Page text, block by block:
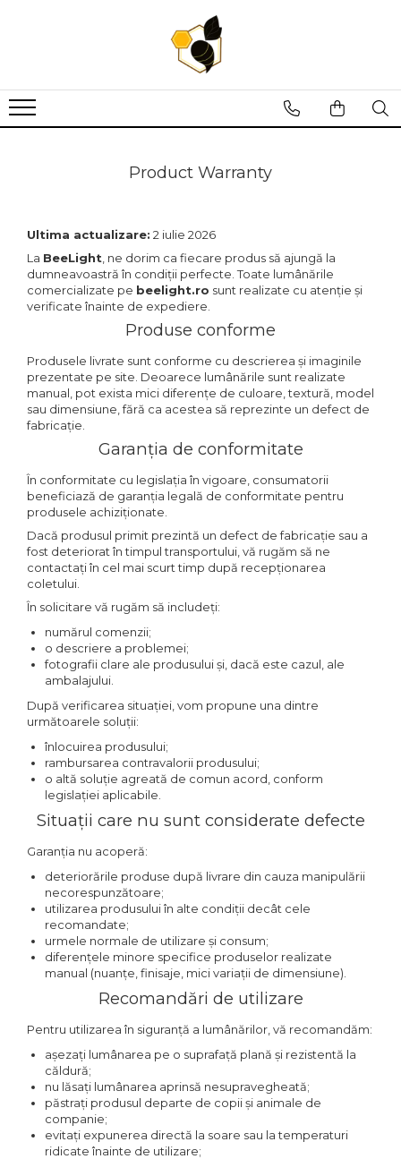
Lumanari din fagure 40x6
Lumanari din fagure 40x5.5
Lumanari din fagure 35x6
Lumanari din fagure 35x4.5
Lumanari din fagure 30x6
Lumanari din fagure 30x5.5
Lumanari din fagure 30x4.5
Lumanari drepte
Lumanari canelate
Lumanari din fagure 10x4.5
Lumanari din fagure 13x4.5
Product Warranty
Ultima actualizare: 2 iulie 2026
La BeeLight , ne dorim ca fiecare produs să ajungă la
dumneavoastră în condiții perfecte. Toate lumânările
comercializate pe beelight.ro sunt realizate cu atenție și
verificate înainte de expediere.
Produse conforme
Produsele livrate sunt conforme cu descrierea și imaginile
prezentate pe site. Deoarece lumânările sunt realizate
manual, pot exista mici diferențe de culoare, textură, model
sau dimensiune, fără ca acestea să reprezinte un defect de
fabricație.
Garanția de conformitate
În conformitate cu legislația în vigoare, consumatorii
beneficiază de garanția legală de conformitate pentru
produsele achiziționate.
Dacă produsul primit prezintă un defect de fabricație sau a
fost deteriorat în timpul transportului, vă rugăm să ne
contactați în cel mai scurt timp după recepționarea
coletului.
În solicitare vă rugăm să includeți:
numărul comenzii;
o descriere a problemei;
fotografii clare ale produsului și, dacă este cazul, ale
ambalajului.
După verificarea situației, vom propune una dintre
următoarele soluții:
înlocuirea produsului;
rambursarea contravalorii produsului;
o altă soluție agreată de comun acord, conform
legislației aplicabile.
Situații care nu sunt considerate defecte
Garanția nu acoperă:
deteriorările produse după livrare din cauza manipulării
necorespunzătoare;
utilizarea produsului în alte condiții decât cele
recomandate;
urmele normale de utilizare și consum;
diferențele minore specifice produselor realizate
manual (nuanțe, finisaje, mici variații de dimensiune).
Recomandări de utilizare
Pentru utilizarea în siguranță a lumânărilor, vă recomandăm:
așezați lumânarea pe o suprafață plană și rezistentă la
căldură;
nu lăsați lumânarea aprinsă nesupravegheată;
păstrați produsul departe de copii și animale de
companie;
evitați expunerea directă la soare sau la temperaturi
ridicate înainte de utilizare;